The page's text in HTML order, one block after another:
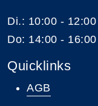
Di.: 10:00 -
Do: 14:00 -
Quicklinks
AGB